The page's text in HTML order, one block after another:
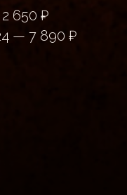
650 ₽
— 7 890 ₽